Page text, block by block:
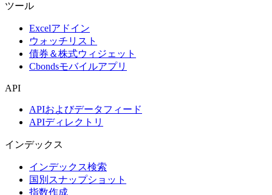
ツール
Excelアドイン
ウォッチリスト
債券＆株式ウィジェット
Cbondsモバイルアプリ
API
APIおよびデータフィード
APIディレクトリ
インデックス
インデックス検索
国別スナップショット
指数作成